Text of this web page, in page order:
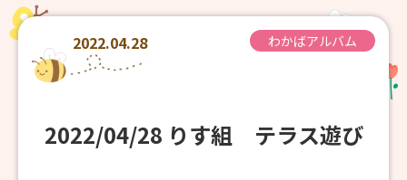
2022.04.28 わかばアルバム
2022/04/28 りす組 テラス遊び